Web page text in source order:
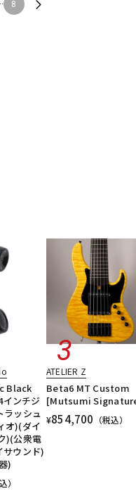
8
Black
ンチジ
ラッシュ
オ)(ダイ
)(公衆電
サウンド)
)
）
ATELIER Z
Beta6 MT Custom
[Mutsumi
¥854,700 （税込）